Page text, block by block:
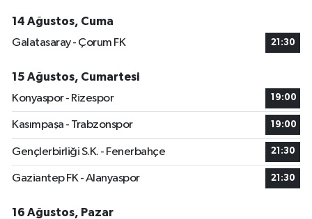
14 Ağustos, Cuma
Galatasaray - Çorum FK
21:30
15 Ağustos, Cumartesi
Konyaspor - Rizespor
19:00
Kasımpaşa - Trabzonspor 19:00
Gençlerbirliği S.K. - Fenerbahçe 21:30
Gaziantep FK - Alanyaspor 21:30
16 Ağustos, Pazar